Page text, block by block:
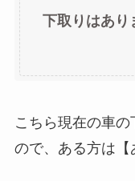
下取りはあり
こちら現在の車
ので、ある方は【